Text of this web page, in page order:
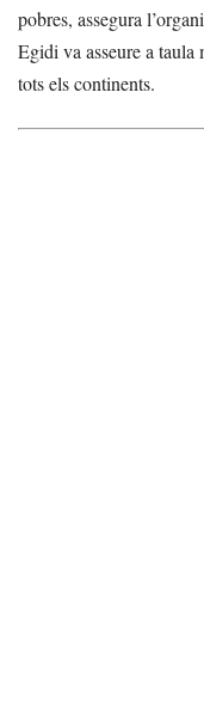
pobres, assegura
Egidi va asseure a taula
tots els continents.